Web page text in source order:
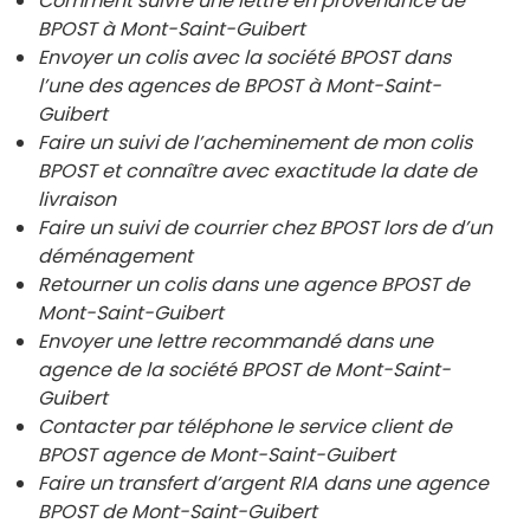
BPOST à Mont-Saint-Guibert
Envoyer un colis avec la société BPOST dans
l’une des agences de BPOST àMont-Saint-
Guibert
Faire un suivi de l’acheminement de mon colis
BPOST et connaître avec exactitude la date de
livraison
Faire un suivi de courrier chez BPOST lors de d’un
déménagement
Retourner un colis dans une agence BPOST de
Mont-Saint-Guibert
Envoyer une lettre recommandé dans une
agence de la société BPOST deMont-Saint-
Guibert
Contacter par téléphone le service client de
BPOST agence deMont-Saint-Guibert
Faire un transfert d’argent RIA dans une agence
BPOST deMont-Saint-Guibert